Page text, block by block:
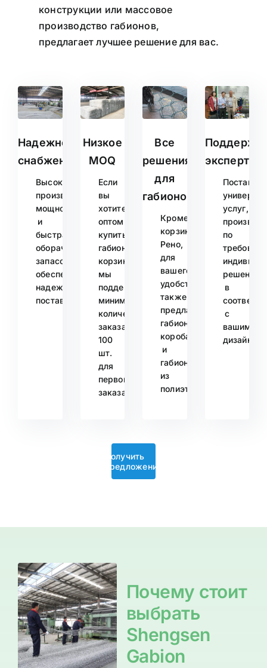
конструкции или массовое
производство габионов,
предлагает лучшее решение для вас.
Надежное
снабжение
Высокая
производственная
мощность
и
быстрая
оборачиваемость
запасов
обеспечивают
надежные
поставки.
Низкое
MOQ
Если
вы
хотите
оптом
купить
габионную
корзину,
мы
поддерживаем
минимальное
количество
заказа
100
шт.
для
первого
заказа.
Все
решения
для
габионов
Кроме
корзины
Рено,
для
вашего
удобства
также
предлагаются
габионные
короба
и
габионы
из
полиэтилена.
экспертов
услуг,
по
решение
в
с
вашим
дизайном.
Получить
предложение
Почему стоит
выбрать
Shengsen
Gabion